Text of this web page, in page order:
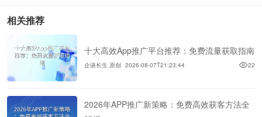
相关推荐
十大高效App推广平台推荐：免费流量获取指南
企谈长生 原创 2026-08-07T21:23:44 22
2026年APP推广新策略：免费高效获客方法全